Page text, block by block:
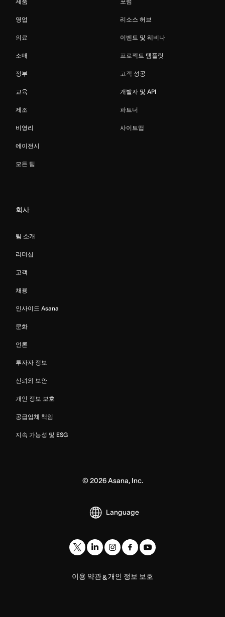
제품
영업
의료
소매
정부
교육
제조
비영리
에이전시
모든 팀
포럼
리소스 허브
이벤트 및 웨비나
프로젝트 템플릿
고객 성공
개발자 및 API
파트너
사이트맵
회사
팀 소개
리더십
고객
채용
인사이드 Asana
문화
언론
투자자 정보
신뢰와 보안
개인 정보 보호
공급업체 책임
지속 가능성 및 ESG
©2026Asana, Inc.
Language
이용 약관&개인 정보 보호